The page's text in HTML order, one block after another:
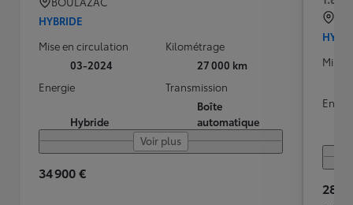
HYBRIDE
Mise en circulation
03-2024
Kilométrage
27 000 km
Energie
Hybride
Transmission
Boîte
automatique
Voir plus
34 900 €
Mise
28